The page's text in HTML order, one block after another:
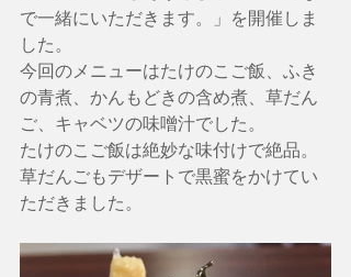
で一緒にいただきます。」を開催しま
した。
今回のメニューはたけのこご飯、ふき
の青煮、かんもどきの含め煮、草だん
ご、キャベツの味噌汁でした。
たけのこご飯は絶妙な味付けで絶品。
草だんごもデザートで黒蜜をかけてい
ただきました。